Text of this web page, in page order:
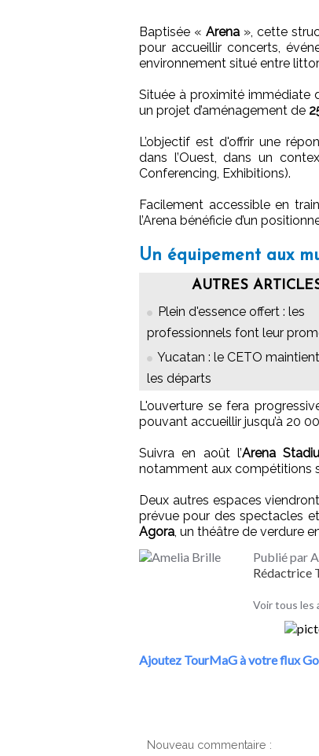
Baptisée « Arena», cette
pour accueillir concerts,
environnement situé entre
Située à proximité immédiate
un projet d’aménagement de
L’objectif est d'offrir une
dans l’Ouest, dans un
Conferencing, Exhibitions).
Facilement accessible en
l’Arena bénéficie d’un
Un équipement aux
AUTRES
Plein d'essence offert : les
professionnels font leur
Yucatan : le CETO
les départs
L'ouverture se fera
pouvant accueillir jusqu’à 20
Suivra en août l’Arena
notamment aux compétitions
Deux autres espaces
prévue pour des spectacles
Agora, un théâtre de verdure
Publié par
Rédactrice
Voir tous les
Ajoutez TourMaG à votre flux
Nouveau commentaire :